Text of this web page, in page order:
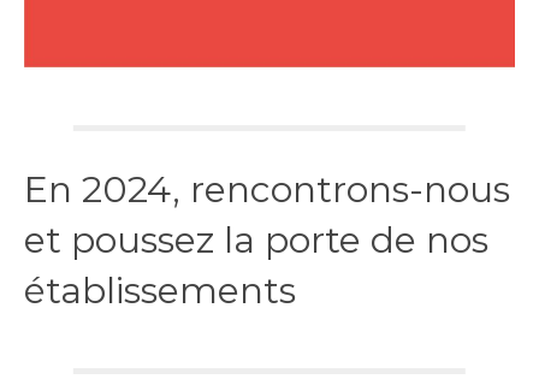
En 2024, rencontrons-nous
et poussez la porte de nos
établissements